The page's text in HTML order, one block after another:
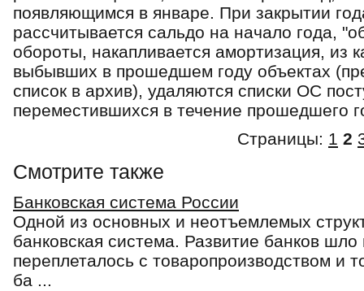
появляющимся в январе. При за­крытии
рассчитывается сальдо на начало го­да,
обороты, накапливается амортиза­ция, из
выбывших в прошедшем году объектах
список в архив), уда­ляются списки ОС
переместившихся в течение прошедшего
Страницы: 1 2
Смотрите также
Банковская система России
Одной из основных и неотъемлемых
банковская система. Развитие банков
переплеталось с товаропроизводством и
ба ...